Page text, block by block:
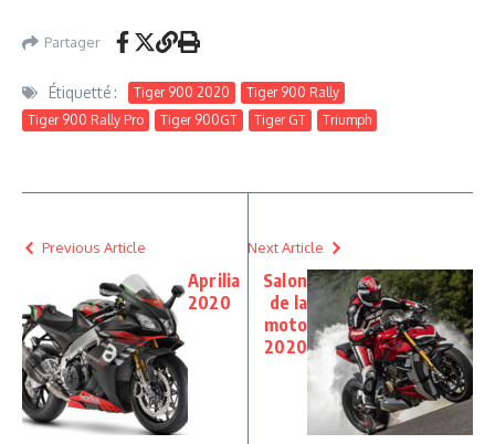
Partager
Étiquetté : Tiger 900 2020
Tiger 900 Rally
Tiger 900 Rally Pro
Tiger 900GT Tiger GT Triumph
Previous Article
Aprilia
2020
Next Article
Salon
de la
moto
2020